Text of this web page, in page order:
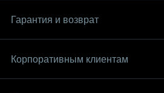
Гарантия и возврат
Корпоративным клиентам